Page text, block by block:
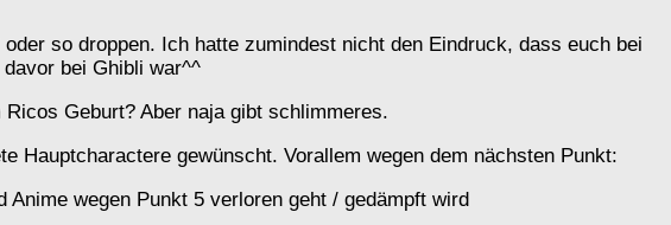
so droppen. Ich hatte zumindest nicht den Eindruck, dass euch bei
bei Ghibli war^^
Geburt? Aber naja gibt schlimmeres.
Hauptcharactere gewünscht. Vorallem wegen dem nächsten Punkt:
wegen Punkt 5 verloren geht / gedämpft wird